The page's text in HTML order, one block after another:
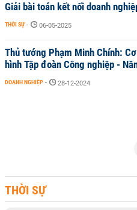
Giải bài toán kết nối doanh
THỜI SỰ - 06-05-2025
Thủ tướng Phạm Minh Chính:
hình Tập đoàn Công nghiệp -
DOANH NGHIỆP - 28-12-2024
THỜI SỰ